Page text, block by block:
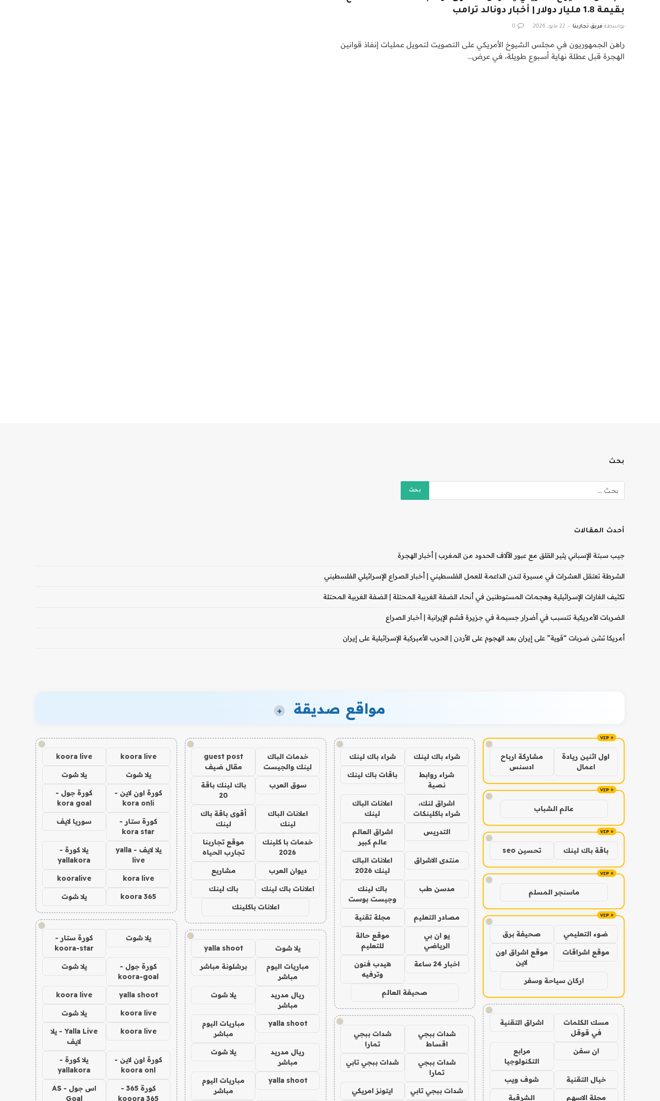
بقيمة 1.8 مليار دولار | أخبار دونالد ترامب
بواسطة فريق تجاربنا 22 مايو، 2026 0
راهن الجمهوريون في مجلس الشيوخ الأمريكي على التصويت لتمويل عمليات إنفاذ قوانين
الهجرة قبل عطلة نهاية أسبوع طويلة، في عرض…
بحث
أحدث المقالات
جيب سبتة الإسباني يثير القلق مع عبور الآلاف الحدود من المغرب | أخبار الهجرة
الشرطة تعتقل العشرات في مسيرة لندن الداعمة للعمل الفلسطيني | أخبار الصراع الإسرائيلي الفلسطيني
تكثيف الغارات الإسرائيلية وهجمات المستوطنين في أنحاء الضفة الغربية المحتلة | الضفة الغربية المحتلة
الضربات الأمريكية تتسبب في أضرار جسيمة في جزيرة قشم الإيرانية | أخبار الصراع
أمريكا تشن ضربات “قوية” على إيران بعد الهجوم على الأردن | الحرب الأميركية الإسرائيلية على إيران
مواقع صديقة +
!
اول اثنين ريادة
اعمال
مشاركة ارباح
ادسنس
!
عالم الشباب
!
باقة باك لينك تحسين seo
!
ماسنجر المسلم
!
ضوء التعليمي صحيفة برق
موقع اشراقات
موقع اشراق اون
لاين
اركان سياحة وسفر
!
مسك الكلمات
في قوقل
اشراق التقنية
ان سفن
مرابع
التكنولوجيا
خيال التقنية شوف ويب
مجلة الاسهم الشرقية
!
شراء باك لينك شراء باك لينك
شراء روابط
نصية
باقات باك لينك
اشراق لنك،
شراء باكلينكات
اعلانات الباك
لينك
التدريس
اشراق العالم
عالم كبير
منتدى الاشراق
اعلانات الباك
لينك 2026
مدسن طب
باك لينك
وجيست بوست
مصادر التعليم مجلة تقنية
يو ان بي
الرياضي
موقع حالة
للتعليم
اخبار 24 ساعة
هيدب فنون
وترفيه
صحيفة العالم
!
شدات ببجي
اقساط
شدات ببجي
تمارا
شدات ببجي
تمارا
شدات ببجي تابي
شدات ببجي تابي ايتونز امريكي
!
خدمات الباك
لينك والجيست
guest post
مقال ضيف
سوق العرب
باك لينك باقة
20
اعلانات الباك
لينك
أقوى باقة باك
لينك
خدمات با كلينك
2026
موقع تجاربنا
تجارب الحياه
ديوان العرب مشاريع
اعلانات باك لينك باك لينك
اعلانات باكلينك
!
يلا شوت yalla shoot
مباريات اليوم
مباشر
برشلونة مباشر
ريال مدريد
مباشر
يلا شوت
yalla shoot
مباريات اليوم
مباشر
ريال مدريد
مباشر
يلا شوت
yalla shoot
مباريات اليوم
مباشر
!
koora live
koora live
يلا شوت يلا شوت
كورة اون لاين -
kora onli
كورة جول -
kora goal
كورة ستار -
kora star
سوريا لايف
يلا لايف - yalla
live
يلا كورة -
yallakora
kora live
kooralive
koora 365 يلا شوت
!
يلا شوت
كورة ستار -
koora-star
كورة جول -
koora-goal
يلا شوت
yalla shoot
koora live
koora live يلا شوت
koora live
Yalla Live - يلا
لايف
كورة اون لاين -
koora onl
يلا كورة -
yallakora
كورة 365 -
kooora 365
اس جول - AS
Goal